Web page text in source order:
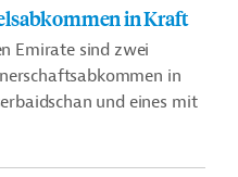
in Kraft
Emirate sind zwei
in
und eines mit